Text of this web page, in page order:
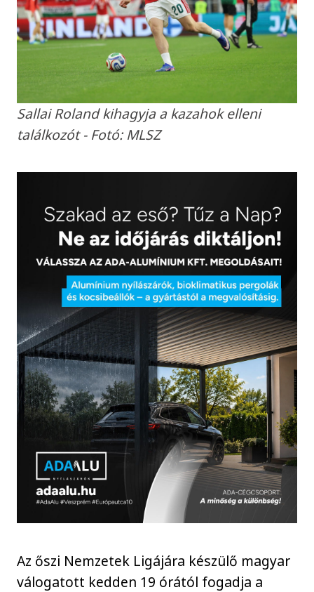
Sallai Roland kihagyja a kazahok elleni
találkozót - Fotó: MLSZ
Az őszi Nemzetek Ligájára készülő magyar
válogatott kedden 19 órától fogadja a